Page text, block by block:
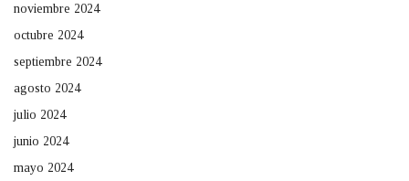
noviembre 2024
octubre 2024
septiembre 2024
agosto 2024
julio 2024
junio 2024
mayo 2024